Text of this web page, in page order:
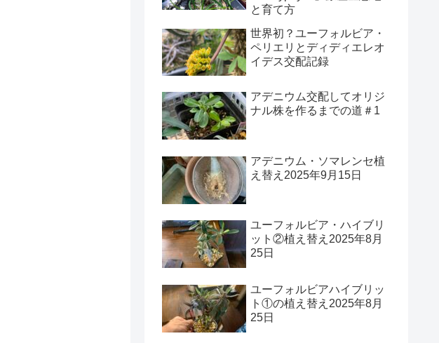
と育て方
世界初？ユーフォルビア・
ペリエリとディディエレオ
イデス交配記録
アデニウム交配してオリジ
ナル株を作るまでの道＃1
アデニウム・ソマレンセ植
え替え2025年9月15日
ユーフォルビア・ハイブリ
ット②植え替え2025年8月
25日
ユーフォルビアハイブリッ
ト①の植え替え2025年8月
25日